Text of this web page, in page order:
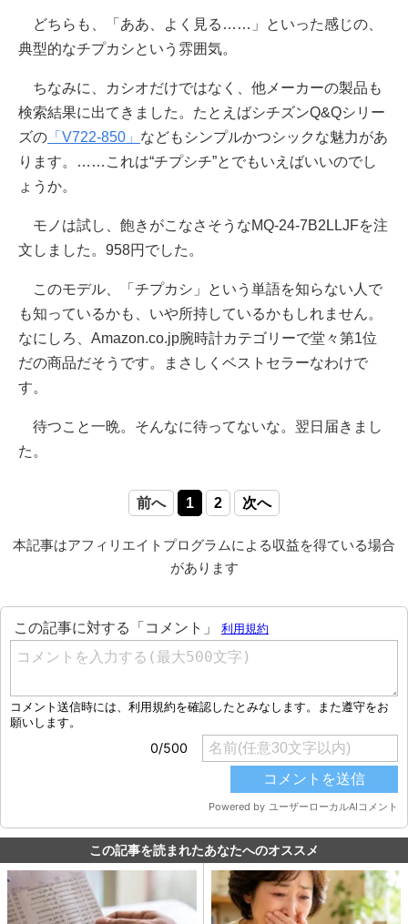
どちらも、「ああ、よく見る……」といった感じの、
典型的なチプカシという雰囲気。
ちなみに、カシオだけではなく、他メーカーの製品も
検索結果に出てきました。たとえばシチズンQ&Qシリー
ズの 「V722-850」 などもシンプルかつシックな魅力があ
ります。……これは“チプシチ”とでもいえばいいのでし
ょうか。
モノは試し、飽きがこなさそうなMQ-24-7B2LLJFを注
文しました。958円でした。
このモデル、「チプカシ」という単語を知らない人で
も知っているかも、いや所持しているかもしれません。
なにしろ、Amazon.co.jp腕時計カテゴリーで堂々第1位
だの商品だそうです。まさしくベストセラーなわけで
す。
待つこと一晩。そんなに待ってないな。翌日届きまし
た。
前へ 1 2 次へ
本記事はアフィリエイトプログラムによる収益を得ている場合
があります
この記事を読まれたあなたへのオススメ